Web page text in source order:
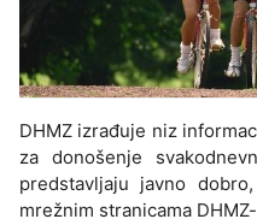
DHMZ izrađuje niz
za donošenje
predstavljaju javno
mrežnim stranicama